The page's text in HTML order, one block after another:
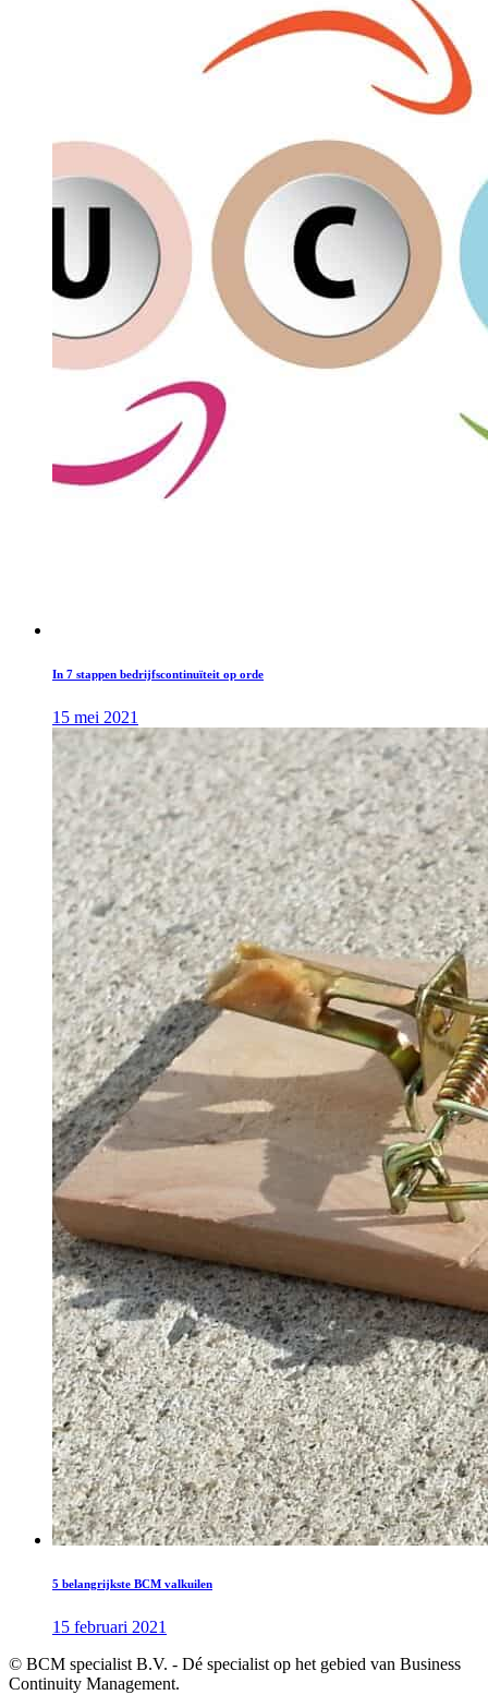
In 7 stappen bedrijfscontinuïteit op orde
15 mei 2021
5 belangrijkste BCM valkuilen
15 februari 2021
© BCM specialist B.V. - Dé specialist op het gebied van Business
Continuity Management.